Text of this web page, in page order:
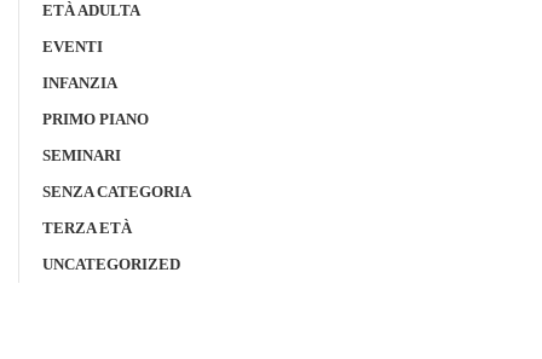
ETÀ ADULTA
EVENTI
INFANZIA
PRIMO PIANO
SEMINARI
SENZA CATEGORIA
TERZA ETÀ
UNCATEGORIZED